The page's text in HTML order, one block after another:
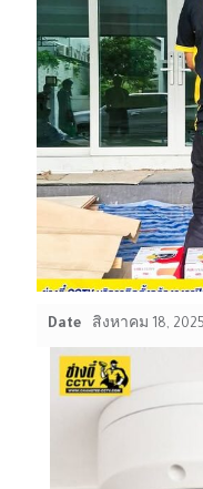
Date สิงหาคม 18, 2025